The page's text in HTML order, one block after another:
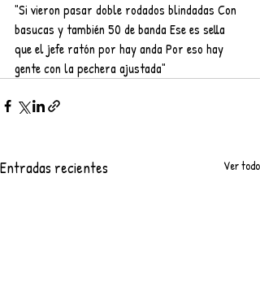
"Si vieron pasar doble rodados blindadas Con
basucas y también 50 de banda Ese es sella
que el jefe ratón por hay anda Por eso hay
gente con la pechera ajustada"
Entradas recientes Ver todo